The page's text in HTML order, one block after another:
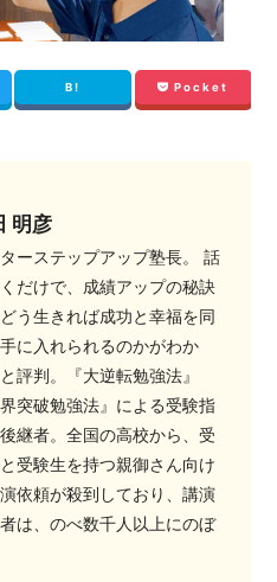
B! Pocket
明彦
ーステップアップ塾長。 話
だけで、成績アップの秘訣
う生きれば成功と幸福を同
に入れられるのかがわか
評判。『大逆転勉強法』
界突破勉強法』による受験指
継者。全国の高校から、受
受験生を持つ親御さん向け
依頼が殺到しており、講演
は、のべ数千人以上にのぼ